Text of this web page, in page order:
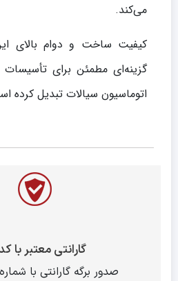
می‌کند.
کیفیت ساخت و دوام بالای
گزینه‌ای مطمئن برای
اتوماسیون سیالات تبدیل کرده
گارانتی معتبر با
صدور برگه گارانتی با